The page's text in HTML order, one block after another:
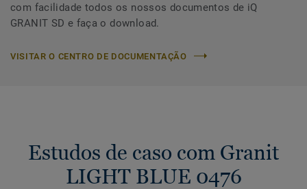
com facilidade todos os nossos documentos de iQ
GRANIT SD e faça o download.
VISITAR O CENTRO DE DOCUMENTAÇÃO
Estudos de caso com Granit
LIGHT BLUE 0476